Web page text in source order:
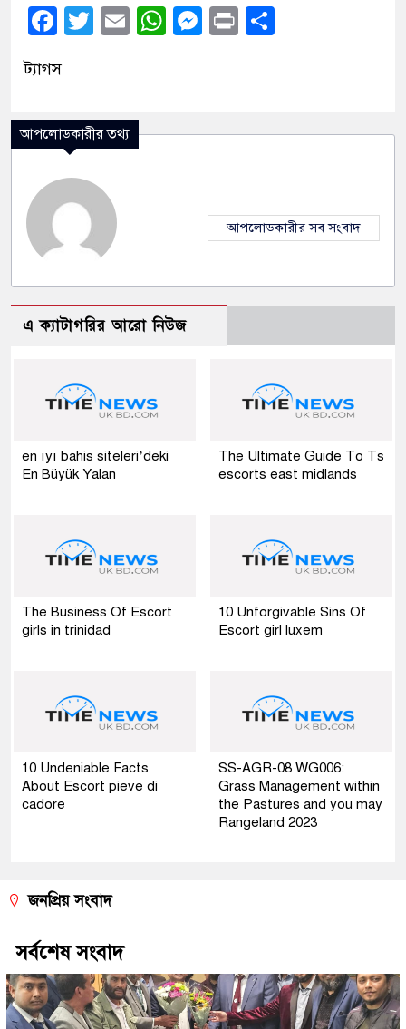
Facebook
Twitter
EmailWhatsApp
Messenger
Print
ট্যাগস
আপলোডকারীর তথ্য
আপলোডকারীর সব সংবাদ
এ ক্যাটাগরির আরো নিউজ
en ıyı bahis siteleri’deki
En Büyük Yalan
The Ultimate Guide To Ts
escorts east midlands
The Business Of Escort
girls in trinidad
10 Unforgivable Sins Of
Escort girl luxem
10 Undeniable Facts
About Escort pieve di
cadore
SS-AGR-08 WG006:
Grass Management within
the Pastures and you may
Rangeland 2023
জনপ্রিয় সংবাদ
সর্বশেষ সংবাদ